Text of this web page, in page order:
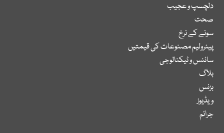
دلچسپ و عجیب
صحت
سونے کے نرخ
پیٹرولیم مصنوعات کی قیمتیں
سائنس و ٹیکنالوجی
بلاگ
بزنس
ویڈیوز
جرائم